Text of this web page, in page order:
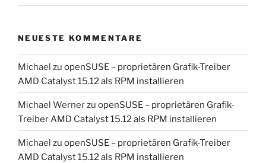
NEUESTE KOMMENTARE
Michael zu openSUSE – proprietären Grafik-Treiber
AMD Catalyst 15.12 als RPM installieren
Michael Wernerzu openSUSE – proprietären Grafik-
Treiber AMD Catalyst 15.12 als RPM installieren
Michael zu openSUSE – proprietären Grafik-Treiber
AMD Catalyst 15.12 als RPM installieren